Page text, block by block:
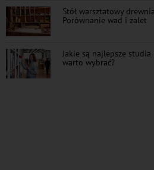
Stół warsztatowy
Porównanie wad i zalet
Jakie są najlepsze
warto wybrać?